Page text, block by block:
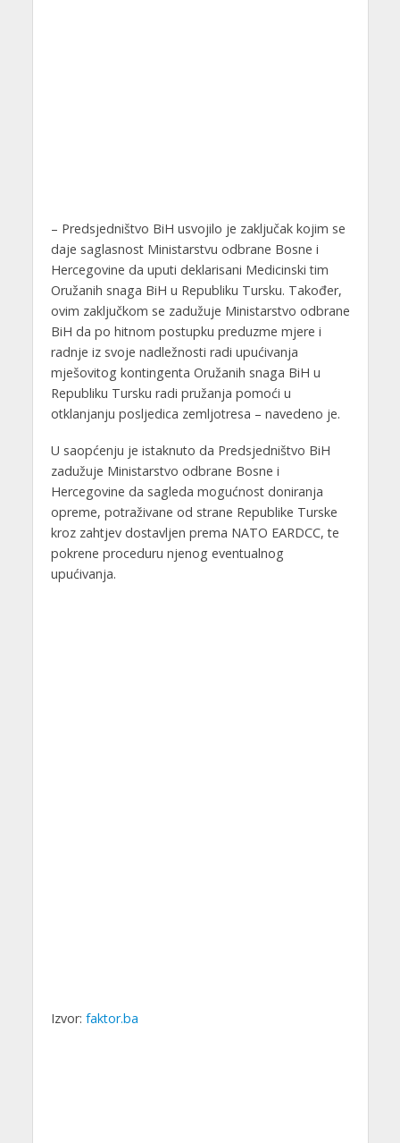
– Predsjedništvo BiH usvojilo je zaključak kojim se
daje saglasnost Ministarstvu odbrane Bosne i
Hercegovine da uputi deklarisani Medicinski tim
Oružanih snaga BiH u Republiku Tursku. Također,
ovim zaključkom se zadužuje Ministarstvo odbrane
BiH da po hitnom postupku preduzme mjere i
radnje iz svoje nadležnosti radi upućivanja
mješovitog kontingenta Oružanih snaga BiH u
Republiku Tursku radi pružanja pomoći u
otklanjanju posljedica zemljotresa – navedeno je.
U saopćenju je istaknuto da Predsjedništvo BiH
zadužuje Ministarstvo odbrane Bosne i
Hercegovine da sagleda mogućnost doniranja
opreme, potraživane od strane Republike Turske
kroz zahtjev dostavljen prema NATO EARDCC, te
pokrene proceduru njenog eventualnog
upućivanja.
Izvor: faktor.ba